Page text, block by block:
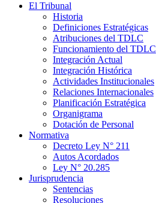
El Tribunal
Historia
Definiciones Estratégicas
Atribuciones del TDLC
Funcionamiento del TDLC
Integración Actual
Integración Histórica
Actividades Institucionales
Relaciones Internacionales
Planificación Estratégica
Organigrama
Dotación de Personal
Normativa
Decreto Ley N° 211
Autos Acordados
Ley N° 20.285
Jurisprudencia
Sentencias
Resoluciones